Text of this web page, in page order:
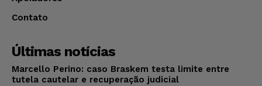
Contato
Últimas notícias
Marcello Perino: caso Braskem testa limite entre
tutela cautelar e recuperação judicial